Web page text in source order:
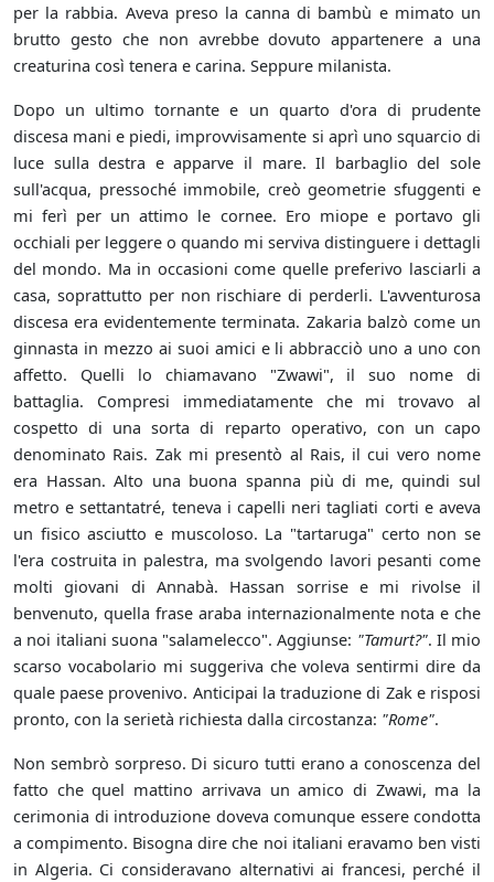
per la rabbia. Aveva preso la canna di bambù e mimato un
brutto gesto che non avrebbe dovuto appartenere a una
creaturina così tenera e carina. Seppure milanista.
Dopo un ultimo tornante e un quarto d'ora di prudente
discesa mani e piedi, improvvisamente si aprì uno squarcio di
luce sulla destra e apparve il mare. Il barbaglio del sole
sull'acqua, pressoché immobile, creò geometrie sfuggenti e
mi ferì per un attimo le cornee. Ero miope e portavo gli
occhiali per leggere o quando mi serviva distinguere i dettagli
del mondo. Ma in occasioni come quelle preferivo lasciarli a
casa, soprattutto per non rischiare di perderli. L'avventurosa
discesa era evidentemente terminata. Zakaria balzò come un
ginnasta in mezzo ai suoi amici e li abbracciò uno a uno con
affetto. Quelli lo chiamavano "Zwawi", il suo nome di
battaglia. Compresi immediatamente che mi trovavo al
cospetto di una sorta di reparto operativo, con un capo
denominato Rais. Zak mi presentò al Rais, il cui vero nome
era Hassan. Alto una buona spanna più di me, quindi sul
metro e settantatré, teneva i capelli neri tagliati corti e aveva
un fisico asciutto e muscoloso. La "tartaruga" certo non se
l'era costruita in palestra, ma svolgendo lavori pesanti come
molti giovani di Annabà. Hassan sorrise e mi rivolse il
benvenuto, quella frase araba internazionalmente nota e che
a noi italiani suona "salamelecco". Aggiunse: "Tamurt?". Il mio
scarso vocabolario mi suggeriva che voleva sentirmi dire da
quale paese provenivo. Anticipai la traduzione di Zak e risposi
pronto, con la serietà richiesta dalla circostanza: "Rome".
Non sembrò sorpreso. Di sicuro tutti erano a conoscenza del
fatto che quel mattino arrivava un amico di Zwawi, ma la
cerimonia di introduzione doveva comunque essere condotta
a compimento. Bisogna dire che noi italiani eravamo ben visti
in Algeria. Ci consideravano alternativi ai francesi, perché il